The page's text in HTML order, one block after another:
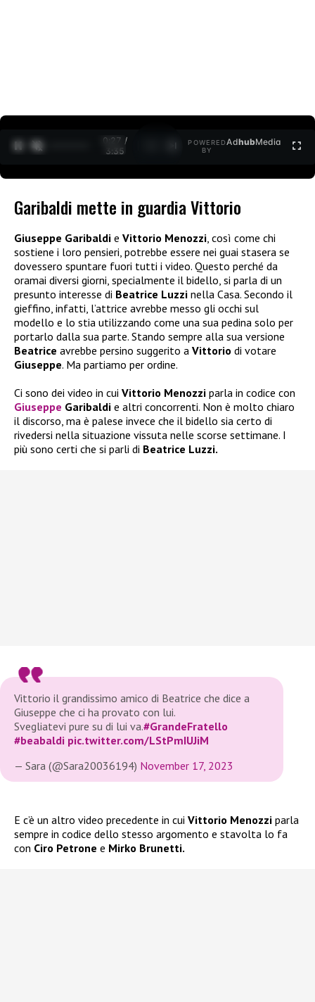
0:28 /
3:35
POWERED
BY
AdhubMedia
Garibaldi mette in guardia Vittorio
Giuseppe Garibaldi e Vittorio Menozzi, così come chi
sostiene i loro pensieri, potrebbe essere nei guai stasera se
dovessero spuntare fuori tutti i video. Questo perché da
oramai diversi giorni, specialmente il bidello, si parla di un
presunto interesse di Beatrice Luzzi nella Casa. Secondo il
gieffino, infatti, l’attrice avrebbe messo gli occhi sul
modello e lo stia utilizzando come una sua pedina solo per
portarlo dalla sua parte. Stando sempre alla sua versione
Beatrice avrebbe persino suggerito a Vittorio di votare
Giuseppe. Ma partiamo per ordine.
Ci sono dei video in cui Vittorio Menozzi parla in codice con
Giuseppe Garibaldi e altri concorrenti. Non è molto chiaro
il discorso, ma è palese invece che il bidello sia certo di
rivedersi nella situazione vissuta nelle scorse settimane. I
più sono certi che si parli di Beatrice Luzzi.
Vittorio il grandissimo amico di Beatrice che dice a
Giuseppe che ci ha provato con lui.
Svegliatevi pure su di lui va.#GrandeFratello
#beabaldi pic.twitter.com/LStPmIUJiM
— Sara (@Sara20036194) November 17, 2023
E c’è un altro video precedente in cui Vittorio Menozzi parla
sempre in codice dello stesso argomento e stavolta lo fa
con Ciro Petrone e Mirko Brunetti.